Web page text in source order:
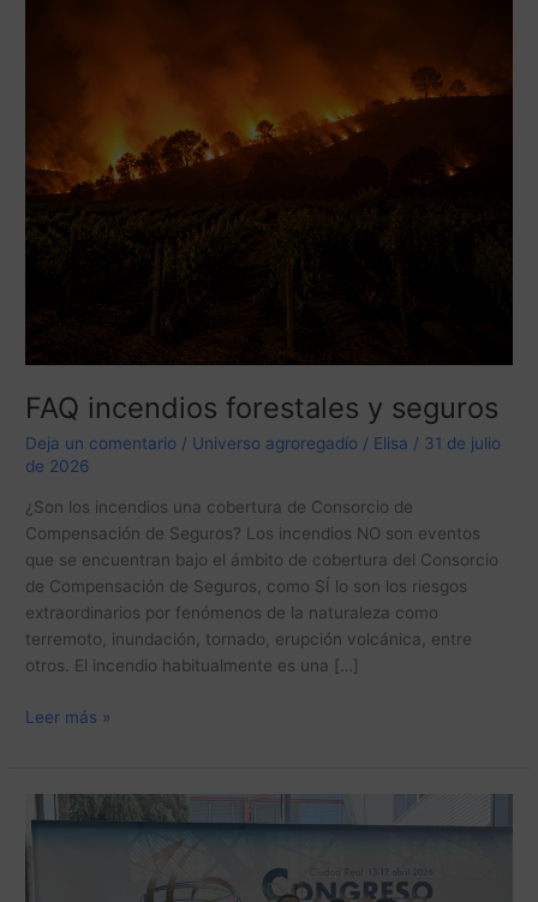
FAQ incendios forestales y seguros
Deja un comentario / Universo agroregadío / Elisa / 31 de julio
de 2026
¿Son los incendios una cobertura de Consorcio de
Compensación de Seguros? Los incendios NO son eventos
que se encuentran bajo el ámbito de cobertura del Consorcio
de Compensación de Seguros, como SÍ lo son los riesgos
extraordinarios por fenómenos de la naturaleza como
terremoto, inundación, tornado, erupción volcánica, entre
otros. El incendio habitualmente es una […]
Leer más »
unregadíomásseguro:
24